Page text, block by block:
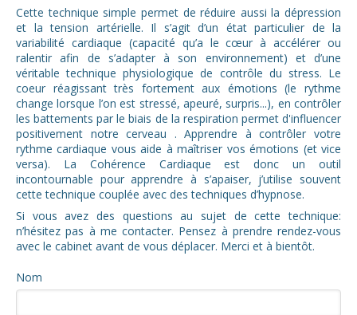
Cette technique simple permet de réduire aussi la dépression
et la tension artérielle. Il s’agit d’un état particulier de la
variabilité cardiaque (capacité qu’a le cœur à accélérer ou
ralentir afin de s’adapter à son environnement) et d’une
véritable technique physiologique de contrôle du stress. Le
coeur réagissant très fortement aux émotions (le rythme
change lorsque l’on est stressé, apeuré, surpris...), en contrôler
les battements par le biais de la respiration permet d'influencer
positivement notre cerveau . Apprendre à contrôler votre
rythme cardiaque vous aide à maîtriser vos émotions (et vice
versa). La Cohérence Cardiaque est donc un outil
incontournable pour apprendre à s’apaiser, j’utilise souvent
cette technique couplée avec des techniques d’hypnose.
Si vous avez des questions au sujet de cette technique:
n’hésitez pas à me contacter. Pensez à prendre rendez-vous
avec le cabinet avant de vous déplacer. Merci et à bientôt.
Nom